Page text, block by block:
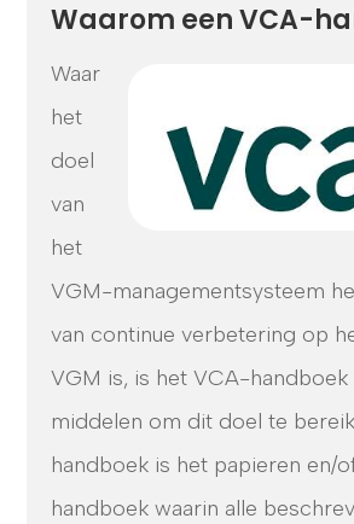
Waarom een VCA-
Waar
het
doel
van
het
VGM-managementsysteem
van continue verbetering op
VGM is, is het VCA-handboek
middelen om dit doel te
handboek is het papieren en/
handboek waarin alle